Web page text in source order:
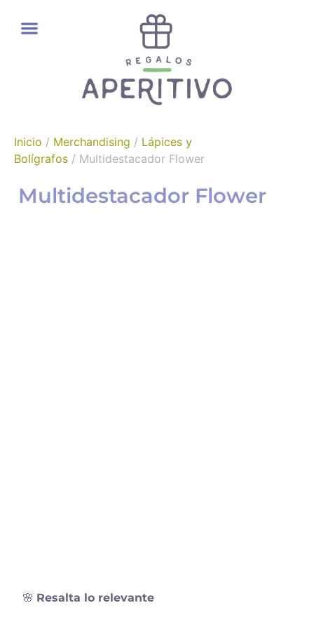
Inicio / Merchandising / Lápices y
Bolígrafos / Multidestacador Flower
Multidestacador Flower
🌸 Resalta lo relevante